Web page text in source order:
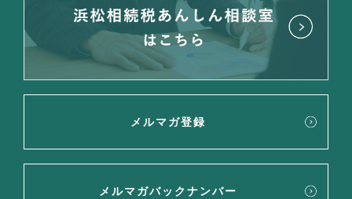
メルマガ登録
メルマガバックナンバー